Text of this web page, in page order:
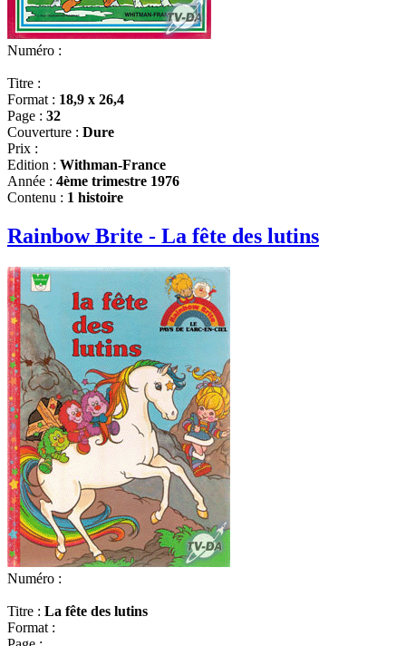
Numéro :
Titre :
Format : 18,9 x 26,4
Page : 32
Couverture : Dure
Prix :
Edition : Withman-France
Année : 4ème trimestre 1976
Contenu : 1 histoire
Rainbow Brite - La fête des lutins
Numéro :
Titre : La fête des lutins
Format :